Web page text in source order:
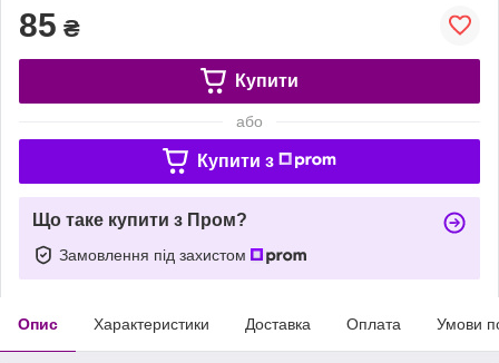
85 ₴
Купити
або
Купити з
Що таке купити з Пром?
Замовлення під захистом
Опис Характеристики Доставка Оплата Умови